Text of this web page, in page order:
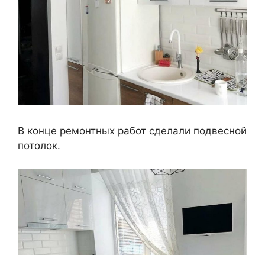
В конце ремонтных работ сделали подвесной
потолок.